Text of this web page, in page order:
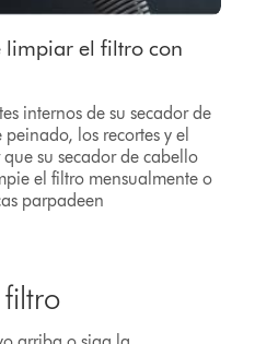
limpiar el filtro con
internos de su secador de
los recortes y el
su secador de cabello
el filtro mensualmente o
parpadeen